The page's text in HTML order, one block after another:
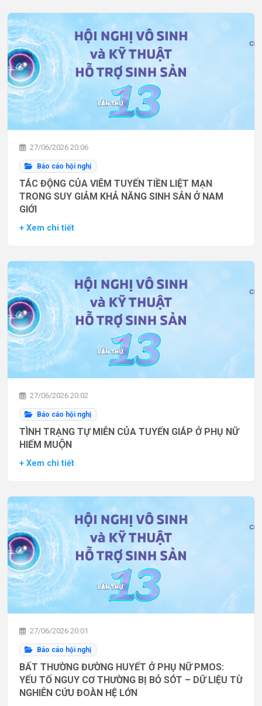
27/06/2026 20:06
Báo cáo hội nghị
TÁC ĐỘNG CỦA VIÊM TUYẾN TIỀN LIỆT MẠN
TRONG SUY GIẢM KHẢ NĂNG SINH SẢN Ở NAM
GIỚI
+ Xem chi tiết
27/06/2026 20:02
Báo cáo hội nghị
TÌNH TRẠNG TỰ MIỄN CỦA TUYẾN GIÁP Ở PHỤ NỮ
HIẾM MUỘN
+ Xem chi tiết
27/06/2026 20:01
Báo cáo hội nghị
BẤT THƯỜNG ĐƯỜNG HUYẾT Ở PHỤ NỮ PMOS:
YẾU TỐ NGUY CƠ THƯỜNG BỊ BỎ SÓT – DỮ LIỆU TỪ
NGHIÊN CỨU ĐOÀN HỆ LỚN